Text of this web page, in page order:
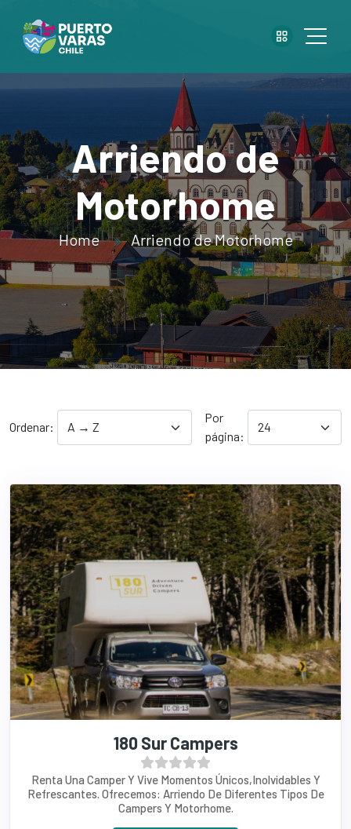
Arriendo de
Motorhome
Home Arriendo de Motorhome
Ordenar:
Por
página:
180 Sur Campers
Renta Una Camper Y Vive Momentos Únicos,inolvidables Y
Refrescantes. Ofrecemos: Arriendo De Diferentes Tipos De
Campers Y Motorhome.